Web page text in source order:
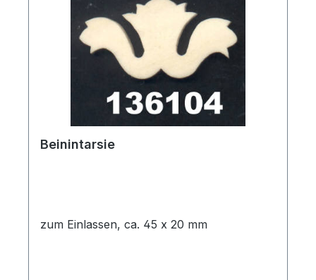
Beinintarsie
zum Einlassen, ca. 45 x 20 mm